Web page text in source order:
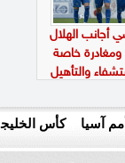
أجانب الهلال
ومغادرة خاصة
والتأهيل
آسيا كأس الخليج